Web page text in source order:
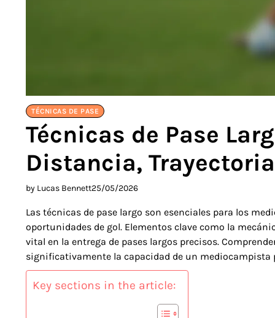
TÉCNICAS DE PASE
Técnicas de Pase
Distancia,
by Lucas Bennett25/05/2026
Las técnicas de pase largo son esenciales para los
oportunidades de gol. Elementos clave como la
vital en la entrega de pases largos precisos.
significativamente la capacidad de un
Key sections in the article: